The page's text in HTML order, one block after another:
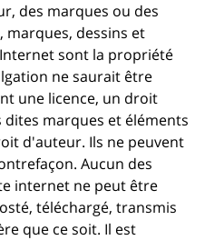
des marques ou des
marques, dessins et
sont la propriété
ne saurait être
une licence, un droit
marques et éléments
d'auteur. Ils ne peuvent
Aucun des
internet ne peut être
téléchargé, transmis
que ce soit. Il est